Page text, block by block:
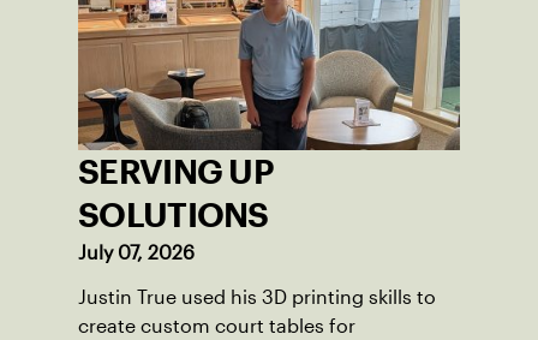
where people of all ages, backgrounds
and abilities come together through
tennis.
SERVING UP
SOLUTIONS
July 07, 2026
Justin True used his 3D printing skills to
create custom court tables for